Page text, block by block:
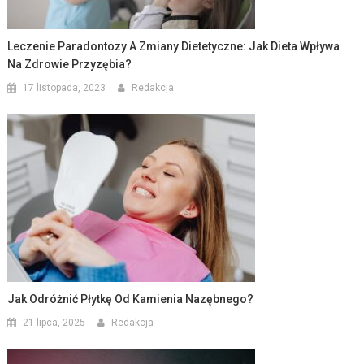
Leczenie Paradontozy A Zmiany Dietetyczne: Jak Dieta Wpływa
Na Zdrowie Przyzębia?
17 listopada, 2023 Redakcja
Jak Odróżnić Płytkę Od Kamienia Nazębnego?
21 lipca, 2025 Redakcja